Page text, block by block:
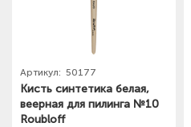
Артикул: 50177
Кисть синтетика белая,
веерная для пилинга №10
Roubloff